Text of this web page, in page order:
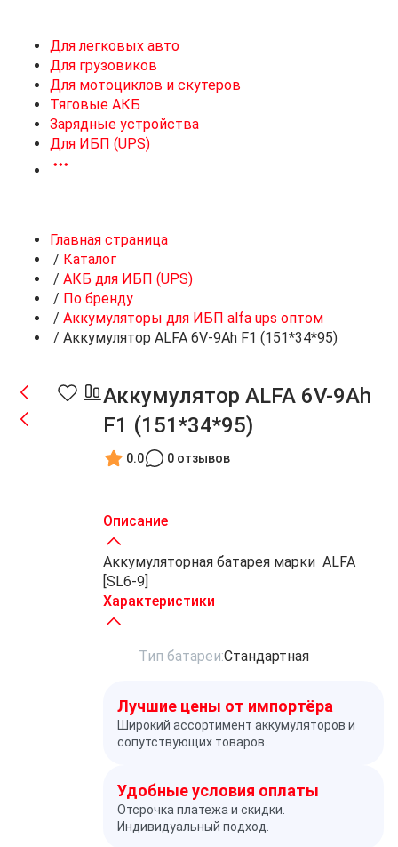
Для легковых авто
Для грузовиков
Для мотоциклов и скутеров
Тяговые АКБ
Зарядные устройства
Для ИБП (UPS)
Главная страница
/ Каталог
/ АКБ для ИБП (UPS)
/ По бренду
/ Аккумуляторы для ИБП alfa ups оптом
/ Аккумулятор ALFA 6V-9Ah F1 (151*34*95)
Аккумулятор ALFA 6V-9Ah
F1 (151*34*95)
0.0 0 отзывов
Описание
Аккумуляторная батарея марки ALFA
[SL6-9]
Характеристики
Тип батареи:Стандартная
Лучшие цены от импортёра
Широкий ассортимент аккумуляторов и
сопутствующих товаров.
Удобные условия оплаты
Отсрочка платежа и скидки.
Индивидуальный подход.